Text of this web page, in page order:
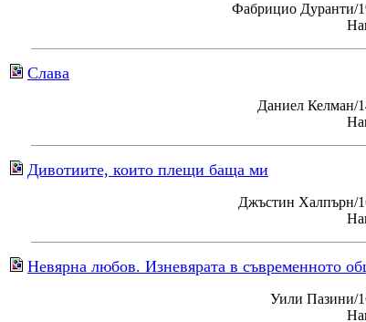
Фабрицио Дуранти/
Слава
Даниел Келман/
Дивотиите, които плещи баща ми
Джъстин Халпърн/
Невярна любов. Изневярата в съвременното
Уили Пазини/